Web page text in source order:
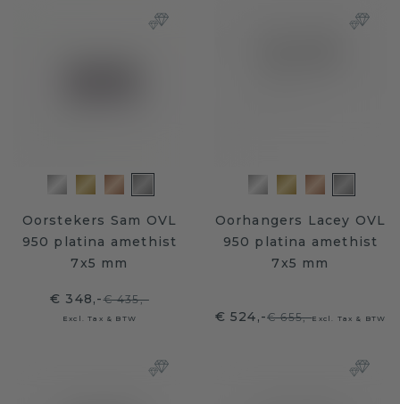
Oorstekers Sam OVL
950 platina amethist
7x5 mm
€ 348,-€ 435,-
Excl. Tax & BTW
Oorhangers Lacey OVL
950 platina amethist
7x5 mm
€ 524,-€ 655,-Excl. Tax & BTW